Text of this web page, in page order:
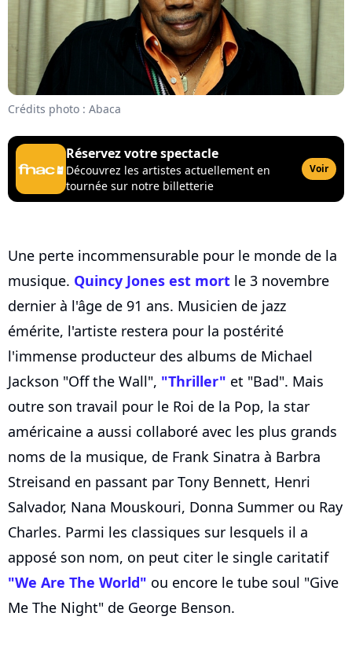
Crédits photo : Abaca
Réservez votre spectacle
Découvrez les artistes actuellement en
tournée sur notre billetterie
Voir
Une perte incommensurable pour le monde de la
musique. Quincy Jones est mort le 3 novembre
dernier à l'âge de 91 ans. Musicien de jazz
émérite, l'artiste restera pour la postérité
l'immense producteur des albums de Michael
Jackson "Off the Wall", "Thriller" et "Bad". Mais
outre son travail pour le Roi de la Pop, la star
américaine a aussi collaboré avec les plus grands
noms de la musique, de Frank Sinatra à Barbra
Streisand en passant par Tony Bennett, Henri
Salvador, Nana Mouskouri, Donna Summer ou Ray
Charles. Parmi les classiques sur lesquels il a
apposé son nom, on peut citer le single caritatif
"We Are The World" ou encore le tube soul "Give
Me The Night" de George Benson.